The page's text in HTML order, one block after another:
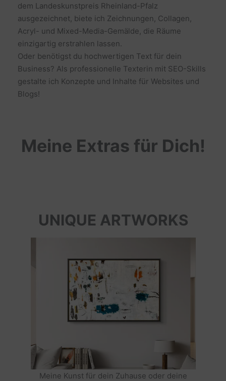
dem Landeskunstpreis Rheinland-Pfalz
ausgezeichnet, biete ich Zeichnungen, Collagen,
Acryl- und Mixed-Media-Gemälde, die Räume
einzigartig erstrahlen lassen.
Oder benötigst du hochwertigen Text für dein
Business? Als professionelle Texterin mit SEO-Skills
gestalte ich Konzepte und Inhalte für Websites und
Blogs!
Meine Extras für Dich!
UNIQUE ARTWORKS
Meine Kunst für dein Zuhause oder deine